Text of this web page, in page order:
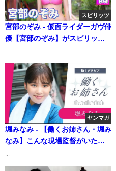
スピリッツ
宮部のぞみ - 仮面ライダーガヴ俳
優【宮部のぞみ】がスピリッツ
スピリッツTubeさんより
ヤンマガ
堀みなみ - 【働くお姉さん・堀み
なみ】こんな現場監督がいた